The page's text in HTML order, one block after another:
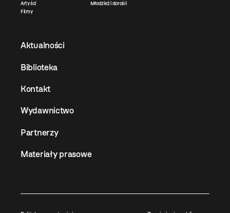
Artyści
Filmy
Młodzież i dorośli
Aktualności
Biblioteka
Kontakt
Wydawnictwo
Partnerzy
Materiały prasowe